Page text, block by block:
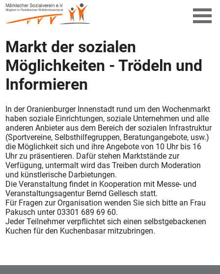
Markt der sozialen
Möglichkeiten - Trödeln und
Informieren
In der Oranienburger Innenstadt rund um den Wochenmarkt
haben soziale Einrichtungen, soziale Unternehmen und alle
anderen Anbieter aus dem Bereich der sozialen Infrastruktur
(Sportvereine, Selbsthilfegruppen, Beratungangebote, usw.)
die Möglichkeit sich und ihre Angebote von 10 Uhr bis 16
Uhr zu präsentieren. Dafür stehen Marktstände zur
Verfügung, untermalt wird das Treiben durch Moderation
und künstlerische Darbietungen.
Die Veranstaltung findet in Kooperation mit Messe- und
Veranstaltungsagentur Bernd Gellesch statt.
Für Fragen zur Organisation wenden Sie sich bitte an Frau
Pakusch unter 03301 689 69 60.
Jeder Teilnehmer verpflichtet sich einen selbstgebackenen
Kuchen für den Kuchenbasar mitzubringen.